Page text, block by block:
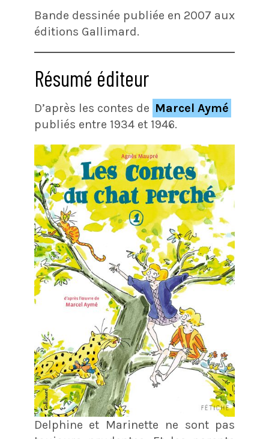
Bande dessinée publiée en 2007 aux
éditions Gallimard.
Résumé éditeur
D’après les contes de Marcel Aymé
publiés entre 1934 et 1946.
Delphine et Marinette ne sont pas